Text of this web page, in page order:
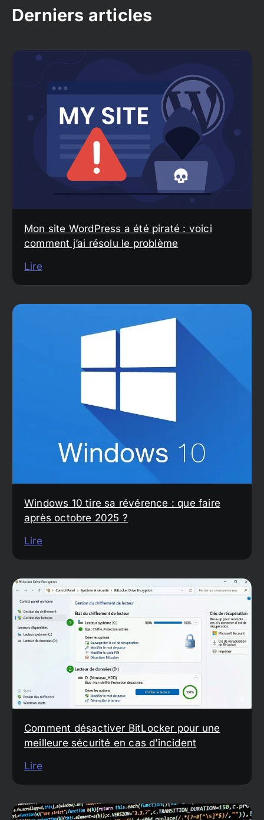
Derniers articles
Mon site WordPress a été piraté : voici
comment j’ai résolu le problème
Lire
Windows 10 tire sa révérence : que faire
après octobre 2025 ?
Lire
Comment désactiver BitLocker pour une
meilleure sécurité en cas d’incident
Lire